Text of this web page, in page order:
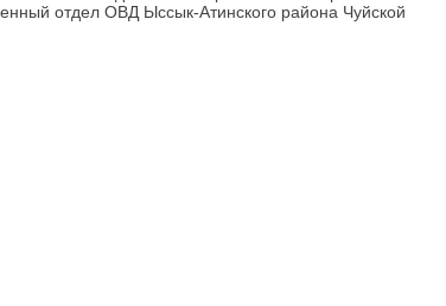
отдел ОВД Ыссык-Атинского района Чуйской